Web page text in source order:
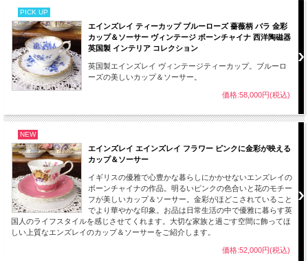
レクションにいかがでしょうか。
■当店では、多数あるエインズレイの商品の中から特にデザイン性や質の高いもの
を厳選し取り揃えております。
■当方で扱うアンティーク商品、ヴィンテージ品はすべてインテリアとして輸入し
ております。
コレクションとして飾ってお楽しみください。
【刻印（バックスタンプ）】
PICK UP
エインズレイ ティーカップ ブルーローズ 薔薇柄 バラ 金彩
カップ＆ソーサー ヴィンテージ ボーンチャイナ 西洋陶磁器
英国製 インテリア コレクション
英国製エインズレイ ヴィンテージティーカップ。ブルーロ
ーズの美しいカップ＆ソーサー。
価格:58,000円(税込)
NEW
エインズレイ エインズレイ フラワー ピンクに金彩が映える
カップ＆ソーサー
イギリスの優雅で心豊かな暮らしにかかせないエンズレイの
ボーンチャイナの作品。明るいピンクの色合いと花のモチー
フが美しいカップ＆ソーサー。金彩がほどこされていること
でより華やかな印象。お品は日常生活の中で優雅に暮らす英
国人のライフスタイルを感じさせてくれます。大切な家族と過ごす空間に飾ってほ
しい上質なエンズレイのカップ＆ソーサーをご紹介します。
価格:52,000円(税込)